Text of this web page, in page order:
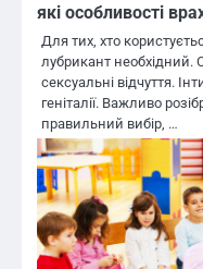
які особливості
Для тих, хто
лубрикант необхідний.
сексуальні відчуття.
геніталії. Важливо
правильний вибір, …